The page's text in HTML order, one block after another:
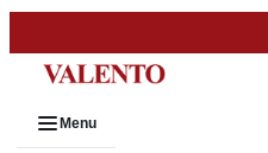
Menu